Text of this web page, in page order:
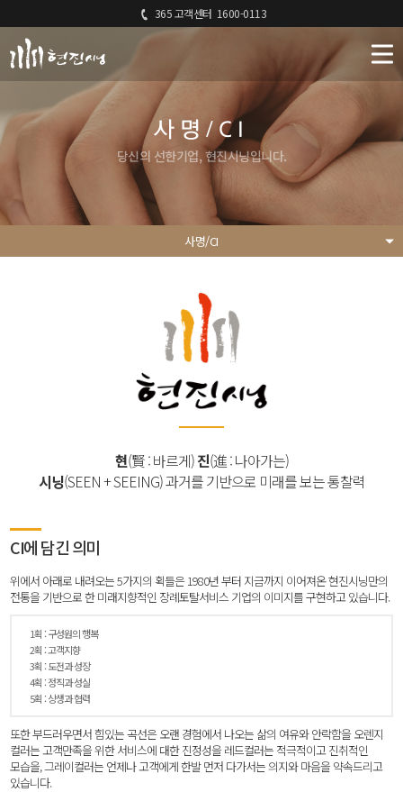
365 고객센터 1600-0113
사명/CI
당신의 선한기업, 현진시닝입니다.
사명/CI
현(賢: 바르게)진(進: 나아가는)
시닝(SEEN + SEEING) 과거를 기반으로 미래를 보는 통찰력
CI에 담긴 의미
위에서 아래로 내려오는 5가지의 획들은 1980년 부터 지금까지 이어져온 현진시닝만의
전통을 기반으로 한미래지향적인 장례토탈서비스 기업의 이미지를 구현하고 있습니다.
1획 : 구성원의 행복
2획 : 고객지향
3획 : 도전과 성장
4획 : 정직과 성실
5획 : 상생과 협력
또한 부드러우면서 힘있는 곡선은 오랜 경험에서 나오는 삶의 여유와 안락함을 오렌지
컬러는 고객만족을 위한 서비스에 대한 진정성을레드컬러는 적극적이고 진취적인
모습을, 그레이컬러는 언제나 고객에게 한발 먼저 다가서는 의지와 마음을 약속드리고
있습니다.